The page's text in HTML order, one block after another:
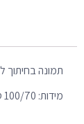
תמונה בחיתוך
מידות: 100/70 ס״מ